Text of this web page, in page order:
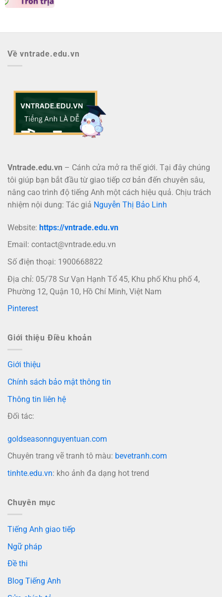
Về vntrade.edu.vn
Vntrade.edu.vn – Cánh cửa mở ra thế giới. Tại đây chúng
tôi giúp bạn bắt đầu từ giao tiếp cơ bản đến chuyên sâu,
nâng cao trình độ tiếng Anh một cách hiệu quả. Chịu trách
nhiệm nội dung: Tác giả Nguyễn Thị Bảo Linh
Website: https://vntrade.edu.vn
Email: contact@vntrade.edu.vn
Số điện thoại: 1900668822
Địa chỉ: 05/78 Sư Vạn Hạnh Tổ 45, Khu phố Khu phố 4,
Phường 12, Quận 10, Hồ Chí Minh, Việt Nam
Pinterest
Giới thiệu Điều khoản
Giới thiệu
Chính sách bảo mật thông tin
Thông tin liên hệ
Đối tác:
goldseasonnguyentuan.com
Chuyên trang vẽ tranh tô màu: bevetranh.com
tinhte.edu.vn: kho ảnh đa dạng hot trend
Chuyên mục
Tiếng Anh giao tiếp
Ngữ pháp
Đề thi
Blog Tiếng Anh